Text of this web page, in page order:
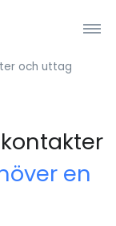
och uttag
en